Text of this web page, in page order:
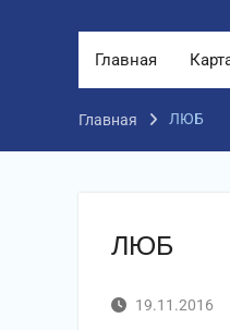
Главная
Главная ЛЮБ
ЛЮБ
19.11.2016